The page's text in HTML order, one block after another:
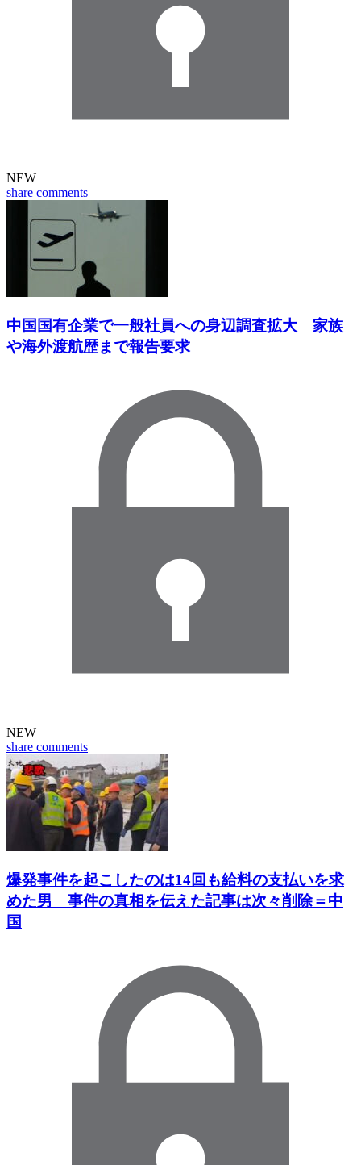
NEW
share comments
中国国有企業で一般社員への身辺調査拡大 家族
や海外渡航歴まで報告要求
NEW
share comments
爆発事件を起こしたのは14回も給料の支払いを求
めた男 事件の真相を伝えた記事は次々削除＝中
国